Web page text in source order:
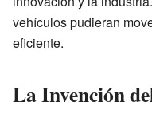
vehículos pudieran
eficiente.
La Invención